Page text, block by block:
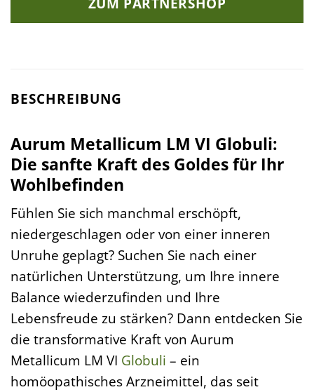
BESCHREIBUNG
Aurum Metallicum LM VI Globuli:
Die sanfte Kraft des Goldes für Ihr
Wohlbefinden
Fühlen Sie sich manchmal erschöpft,
niedergeschlagen oder von einer inneren
Unruhe geplagt? Suchen Sie nach einer
natürlichen Unterstützung, um Ihre innere
Balance wiederzufinden und Ihre
Lebensfreude zu stärken? Dann entdecken Sie
die transformative Kraft von Aurum
Metallicum LM VI Globuli – ein
homöopathisches Arzneimittel, das seit